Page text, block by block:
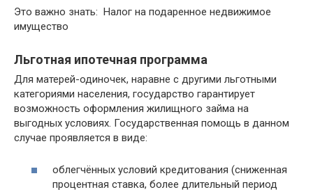
Это важно знать: Налог на подаренное недвижимое
имущество
Льготная ипотечная программа
Для матерей-одиночек, наравне с другими льготными
категориями населения, государство гарантирует
возможность оформления жилищного займа на
выгодных условиях. Государственная помощь в данном
случае проявляется в виде:
облегчённых условий кредитования (сниженная
процентная ставка, более длительный период